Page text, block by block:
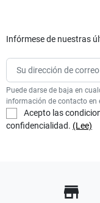
Infórmese de nuestras
Puede darse de baja en
información de contacto en
Acepto las
confidencialidad. (Lee)
store